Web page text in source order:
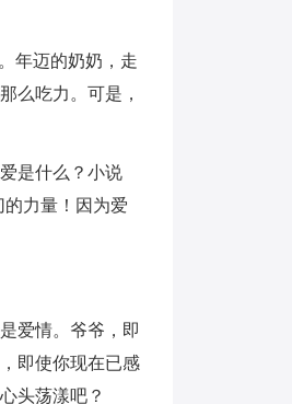
年迈的奶奶，走
么吃力。可是，
是什么？小说
力量！因为爱
爱情。爷爷，即
即使你现在已感
头荡漾吧？